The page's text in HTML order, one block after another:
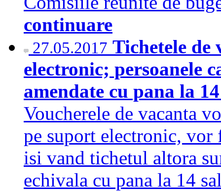
continuare
27.05.2017 Tichetele de
electronic; persoanele
amendate cu pana la
Voucherele de vacanta
pe suport electronic, vor
isi vand tichetul altora
echivala cu pana la 14